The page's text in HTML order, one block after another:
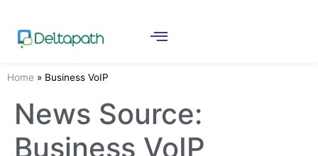
Home » Business VoIP
News Source:
Business VoIP